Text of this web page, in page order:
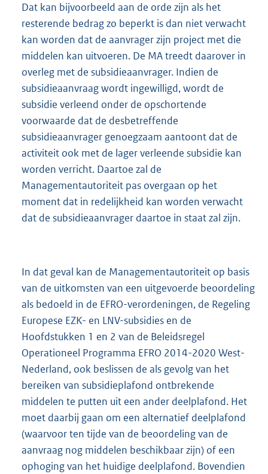
Dat kan bijvoorbeeld aan de orde zijn als het
resterende bedrag zo beperkt is dan niet verwacht
kan worden dat de aanvrager zijn project met die
middelen kan uitvoeren. De MA treedt daarover in
overleg met de subsidieaanvrager. Indien de
subsidieaanvraag wordt ingewilligd, wordt de
subsidie verleend onder de opschortende
voorwaarde dat de desbetreffende
subsidieaanvrager genoegzaam aantoont dat de
activiteit ook met de lager verleende subsidie kan
worden verricht. Daartoe zal de
Managementautoriteit pas overgaan op het
moment dat in redelijkheid kan worden verwacht
dat de subsidieaanvrager daartoe in staat zal zijn.
In dat geval kan de Managementautoriteit op basis
van de uitkomsten van een uitgevoerde beoordeling
als bedoeld in de EFRO-verordeningen, de Regeling
Europese EZK- en LNV-subsidies en de
Hoofdstukken 1 en 2 van de Beleidsregel
Operationeel Programma EFRO 2014-2020 West-
Nederland, ook beslissen de als gevolg van het
bereiken van subsidieplafond ontbrekende
middelen te putten uit een ander deelplafond. Het
moet daarbij gaan om een alternatief deelplafond
(waarvoor ten tijde van de beoordeling van de
aanvraag nog middelen beschikbaar zijn) of een
ophoging van het huidige deelplafond. Bovendien